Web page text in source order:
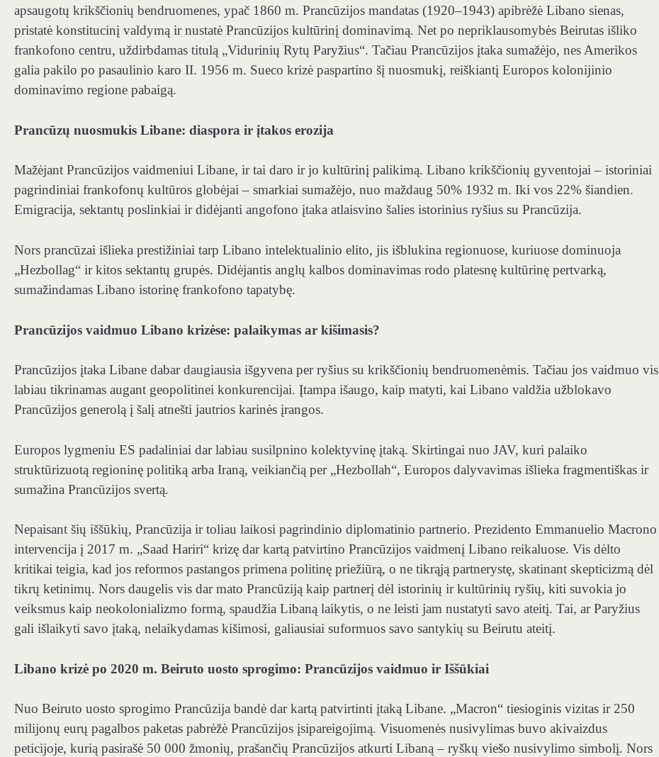
apsaugotų krikščionių bendruomenes, ypač 1860 m. Prancūzijos mandatas (1920–1943) apibrėžė Libano sienas,
pristatė konstitucinį valdymą ir nustatė Prancūzijos kultūrinį dominavimą. Net po nepriklausomybės Beirutas išliko
frankofono centru, uždirbdamas titulą „Vidurinių Rytų Paryžius“. Tačiau Prancūzijos įtaka sumažėjo, nes Amerikos
galia pakilo po pasaulinio karo II. 1956 m. Sueco krizė paspartino šį nuosmukį, reiškiantį Europos kolonijinio
dominavimo regione pabaigą.
Prancūzų nuosmukis Libane: diaspora ir įtakos erozija
Mažėjant Prancūzijos vaidmeniui Libane, ir tai daro ir jo kultūrinį palikimą. Libano krikščionių gyventojai – istoriniai
pagrindiniai frankofonų kultūros globėjai – smarkiai sumažėjo, nuo maždaug 50% 1932 m. Iki vos 22% šiandien.
Emigracija, sektantų poslinkiai ir didėjanti angofono įtaka atlaisvino šalies istorinius ryšius su Prancūzija.
Nors prancūzai išlieka prestižiniai tarp Libano intelektualinio elito, jis išblukina regionuose, kuriuose dominuoja
„Hezbollag“ ir kitos sektantų grupės. Didėjantis anglų kalbos dominavimas rodo platesnę kultūrinę pertvarką,
sumažindamas Libano istorinę frankofono tapatybę.
Prancūzijos vaidmuo Libano krizėse: palaikymas ar kišimasis?
Prancūzijos įtaka Libane dabar daugiausia išgyvena per ryšius su krikščionių bendruomenėmis. Tačiau jos vaidmuo vis
labiau tikrinamas augant geopolitinei konkurencijai. Įtampa išaugo, kaip matyti, kai Libano valdžia užblokavo
Prancūzijos generolą į šalį atnešti jautrios karinės įrangos.
Europos lygmeniu ES padaliniai dar labiau susilpnino kolektyvinę įtaką. Skirtingai nuo JAV, kuri palaiko
struktūrizuotą regioninę politiką arba Iraną, veikiančią per „Hezbollah“, Europos dalyvavimas išlieka fragmentiškas ir
sumažina Prancūzijos svertą.
Nepaisant šių iššūkių, Prancūzija ir toliau laikosi pagrindinio diplomatinio partnerio. Prezidento Emmanuelio Macrono
intervencija į 2017 m. „Saad Hariri“ krizę dar kartą patvirtino Prancūzijos vaidmenį Libano reikaluose. Vis dėlto
kritikai teigia, kad jos reformos pastangos primena politinę priežiūrą, o ne tikrąją partnerystę, skatinant skepticizmą dėl
tikrų ketinimų. Nors daugelis vis dar mato Prancūziją kaip partnerį dėl istorinių ir kultūrinių ryšių, kiti suvokia jo
veiksmus kaip neokolonializmo formą, spaudžia Libaną laikytis, o ne leisti jam nustatyti savo ateitį. Tai, ar Paryžius
gali išlaikyti savo įtaką, nelaikydamas kišimosi, galiausiai suformuos savo santykių su Beirutu ateitį.
Libano krizė po 2020 m. Beiruto uosto sprogimo: Prancūzijos vaidmuo ir Iššūkiai
Nuo Beiruto uosto sprogimo Prancūzija bandė dar kartą patvirtinti įtaką Libane. „Macron“ tiesioginis vizitas ir 250
milijonų eurų pagalbos paketas pabrėžė Prancūzijos įsipareigojimą. Visuomenės nusivylimas buvo akivaizdus
peticijoje, kurią pasirašė 50 000 žmonių, prašančių Prancūzijos atkurti Libaną – ryškų viešo nusivylimo simbolį. Nors